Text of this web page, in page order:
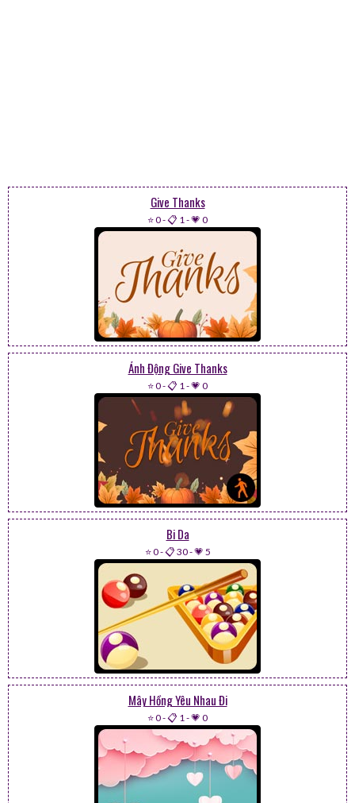
Give Thanks
⭐ 0-📋 1-💗 0
Ảnh Động Give Thanks
⭐ 0-📋 1-💗 0
Bi Da
⭐ 0-📋 30-💗 5
Mây Hồng Yêu Nhau Đi
⭐ 0-📋 1-💗 0